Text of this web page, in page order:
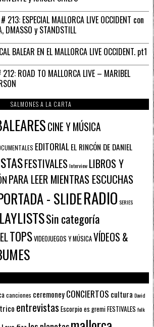
213: ESPECIAL MALLORCA LIVE OCCIDENT con
DMASSO y STANDSTILL
BALEAR EN EL MALLORCA LIVE OCCIDENT. pt1
212: ROAD TO MALLORCA LIVE – MARIBEL
SALMONES A LA CARTA
CINE Y MÚSICA
EDITORIALEL RINCÓN DE DANIEL
FESTIVALESInterview LIBROS Y
PARA LEER MIENTRAS ESCUCHAS
- SLIDERADIO SERIES
Sin categoría
TOPSVIDEOJUEGOS Y MÚSICAVÍDEOS &
canciones ceremoneyCONCIERTOS cultura David
entrevistas Escorpioes gremiFESTIVALES folk